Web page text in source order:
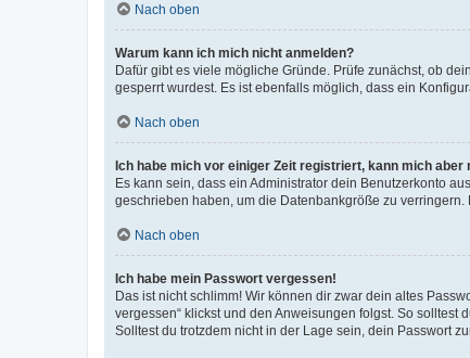
Nach oben
Warum kann ich mich nicht anmelden?
Dafür gibt es viele mögliche Gründe. Prüfe zunächst, ob
gesperrt wurdest. Es ist ebenfalls möglich, dass ein
Nach oben
Ich habe mich vor einiger Zeit registriert, kann mich aber
Es kann sein, dass ein Administrator dein Benutzerkonto
geschrieben haben, um die Datenbankgröße zu
Nach oben
Ich habe mein Passwort vergessen!
Das ist nicht schlimm! Wir können dir zwar dein altes
vergessen“ klickst und den Anweisungen folgst. So solltest
Solltest du trotzdem nicht in der Lage sein, dein Passwort